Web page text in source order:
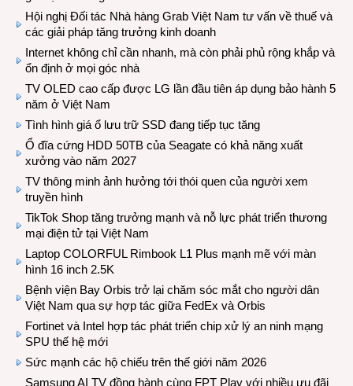
Hội nghị Đối tác Nhà hàng Grab Việt Nam tư vấn về thuế và
các giải pháp tăng trưởng kinh doanh
Internet không chỉ cần nhanh, mà còn phải phủ rộng khắp và
ổn định ở mọi góc nhà
TV OLED cao cấp được LG lần đầu tiên áp dụng bảo hành 5
năm ở Việt Nam
Tình hình giá ổ lưu trữ SSD đang tiếp tục tăng
Ổ đĩa cứng HDD 50TB của Seagate có khả năng xuất
xưởng vào năm 2027
TV thông minh ảnh hưởng tới thói quen của người xem
truyền hình
TikTok Shop tăng trưởng mạnh và nỗ lực phát triển thương
mại điện tử tại Việt Nam
Laptop COLORFUL Rimbook L1 Plus mạnh mẽ với màn
hình 16 inch 2.5K
Bệnh viện Bay Orbis trở lại chăm sóc mắt cho người dân
Việt Nam qua sự hợp tác giữa FedEx và Orbis
Fortinet và Intel hợp tác phát triển chip xử lý an ninh mạng
SPU thế hệ mới
Sức mạnh các hộ chiếu trên thế giới năm 2026
Samsung AI TV đồng hành cùng FPT Play với nhiều ưu đãi